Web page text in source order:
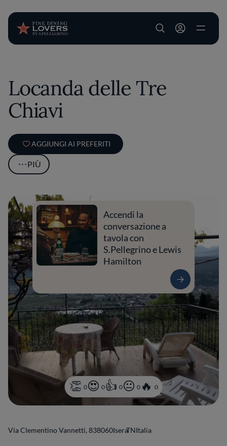
User account
Locanda delle Tre
Chiavi
AGGIUNGI AI PREFERITI
PIÙ
0 0 0 0 0
Accendi la
conversazione a
tavola con
S.Pellegrino e Lewis
Hamilton
Via Clementino Vannetti, 838060IseraTNItalia